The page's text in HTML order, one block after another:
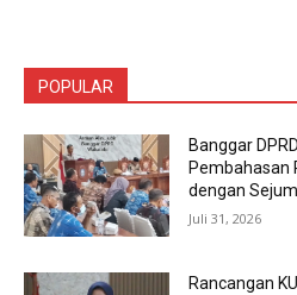
POPULAR
Banggar
Pembahasan
dengan
Juli 31, 2026
Rancangan